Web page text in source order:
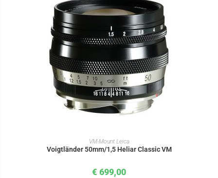
IN DEN WARENKORB
VM-Mount Leica
Voigtländer 50mm/1,5 Heliar Classic VM
€ 699,00